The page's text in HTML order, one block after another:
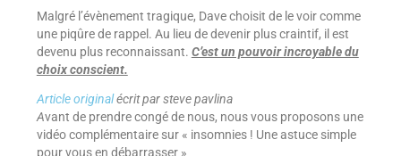
Malgré l’évènement tragique, Dave choisit de le voir comme
une piqûre de rappel. Au lieu de devenir plus craintif, il est
devenu plus reconnaissant. C’est un pouvoir incroyable du
choix conscient.
Article originalécrit par steve pavlina
Avant de prendre congé de nous, nous vous proposons une
vidéo complémentaire sur « insomnies ! Une astuce simple
pour vous en débarrasser »